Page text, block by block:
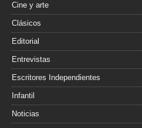
Cine y arte
Clásicos
Editorial
Entrevistas
Escritores Independientes
Infantil
Noticias